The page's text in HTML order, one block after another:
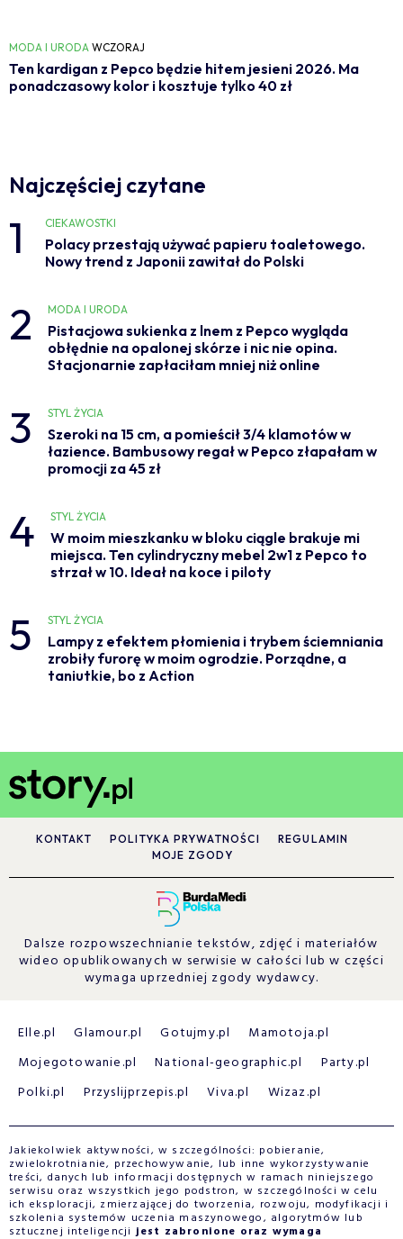
MODA I URODA WCZORAJ
Ten kardigan z Pepco będzie hitem jesieni 2026. Ma
ponadczasowy kolor i kosztuje tylko 40 zł
Najczęściej czytane
1 CIEKAWOSTKI
Polacy przestają używać papieru toaletowego.
Nowy trend z Japonii zawitał do Polski
2 MODA I URODA
Pistacjowa sukienka z lnem z Pepco wygląda
obłędnie na opalonej skórze i nic nie opina.
Stacjonarnie zapłaciłam mniej niż online
3 STYL ŻYCIA
Szeroki na 15 cm, a pomieścił 3/4 klamotów w
łazience. Bambusowy regał w Pepco złapałam w
promocji za 45 zł
4 STYL ŻYCIA
W moim mieszkanku w bloku ciągle brakuje mi
miejsca. Ten cylindryczny mebel 2w1 z Pepco to
strzał w 10. Ideał na koce i piloty
5 STYL ŻYCIA
Lampy z efektem płomienia i trybem ściemniania
zrobiły furorę w moim ogrodzie. Porządne, a
taniutkie, bo z Action
KONTAKT POLITYKA PRYWATNOŚCI
REGULAMIN
MOJE ZGODY
Dalsze rozpowszechnianie tekstów, zdjęć i materiałów
wideo opublikowanych w serwisie w całości lub w części
wymaga uprzedniej zgody wydawcy.
Elle.pl Glamour.pl Gotujmy.pl
Mamotoja.pl
Mojegotowanie.pl
National-geographic.pl
Party.pl
Polki.pl
Przyslijprzepis.pl Viva.pl Wizaz.pl
Jakiekolwiek aktywności, w szczególności: pobieranie,
zwielokrotnianie, przechowywanie, lub inne wykorzystywanie
treści, danych lub informacji dostępnych w ramach niniejszego
serwisu oraz wszystkich jego podstron, w szczególności w celu
ich eksploracji, zmierzającej do tworzenia, rozwoju, modyfikacji i
szkolenia systemów uczenia maszynowego, algorytmów lub
sztucznej inteligencjijest zabronione oraz wymaga